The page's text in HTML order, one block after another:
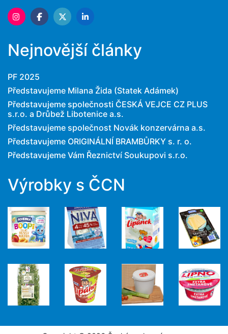
Nejnovější články
PF 2025
Představujeme Milana Žida (Statek Adámek)
Představujeme společnosti ČESKÁ VEJCE CZ PLUS
s.r.o. a Drůbež Libotenice a.s.
Představujeme společnost Novák konzervárna a.s.
Představujeme ORIGINÁLNÍ BRAMBŮRKY s. r. o.
Představujeme Vám Řeznictví Soukupovi s.r.o.
Výrobky s ČCN